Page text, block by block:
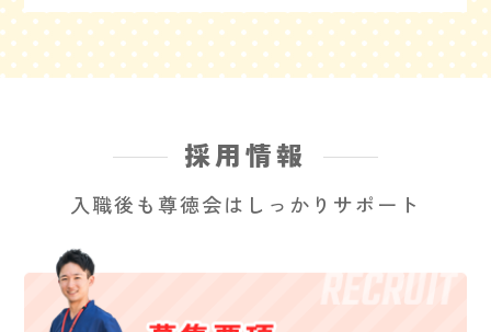
採用情報
入職後も尊徳会はしっかりサポート